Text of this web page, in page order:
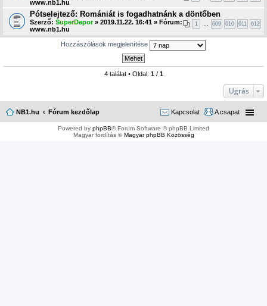
www.nb1.hu
Pótselejtező: Romániát is fogadhatnánk a döntőben
1 609 610 611 612
Szerző: SuperDepor» 2019.11.22. 16:41 » Fórum:
www.nb1.hu
Hozzászólások megjelenítése
4 találat • Oldal: 1/ 1
Ugrás
NB1.hu Fórum kezdőlap A csapat
Kapcsolat
Powered by phpBB® Forum Software © phpBB Limited
Magyar fordítás ©Magyar phpBB Közösség